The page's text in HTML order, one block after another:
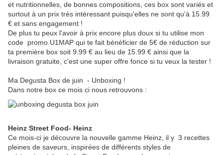
et nutritionnelles, de bonnes compositions, ces box sont variés et
surtout à un prix très intéressant puisqu'elles ne sont qu'à 15.99
€ et sans engagement !
De plus tu peux l'avoir à prix encore plus doux si tu utilise mon
code promo U1MAP qui te fait bénéficier de 5€ de réduction sur
ta première box soit 9.99 € au lieu de 15.99 € ainsi que la
livraison gratuite, c'est une super offre fonce si tu veux la tester !
Ma Degusta Box de juin - Unboxing !
Dans notre box ce mois ci nous retrouvons :
Heinz Street Food- Heinz
Ce mois-ci je découvre la nouvelle gamme Heinz, il y 3 recettes
pleines de saveurs, inspirées de différents styles de